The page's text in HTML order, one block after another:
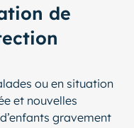
de
ou en situation
et nouvelles
gravement